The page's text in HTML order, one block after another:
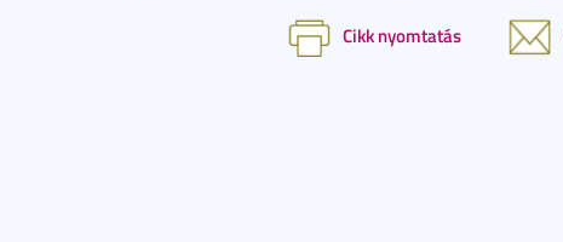
Cikk nyomtatás